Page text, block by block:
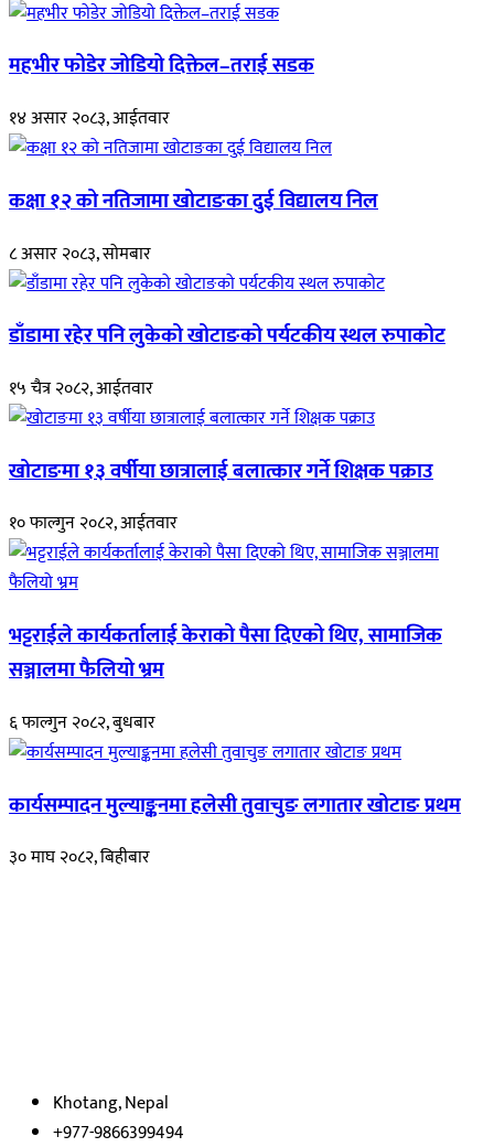
महभीर फोडेर जोडियो दिक्तेल–तराई सडक
१४ असार २०८३, आईतवार
कक्षा १२ को नतिजामा खोटाङका दुई विद्यालय निल
८ असार २०८३, सोमबार
डाँडामा रहेर पनि लुकेको खोटाङको पर्यटकीय स्थल रुपाकोट
१५ चैत्र २०८२, आईतवार
खोटाङमा १३ वर्षीया छात्रालाई बलात्कार गर्ने शिक्षक पक्राउ
१० फाल्गुन २०८२, आईतवार
भट्टराईले कार्यकर्तालाई केराको पैसा दिएको थिए, सामाजिक
सञ्जालमा फैलियो भ्रम
६ फाल्गुन २०८२, बुधबार
कार्यसम्पादन मुल्याङ्कनमा हलेसी तुवाचुङ लगातार खोटाङ प्रथम
३० माघ २०८२, बिहीबार
Khotang, Nepal
+977-9866399494